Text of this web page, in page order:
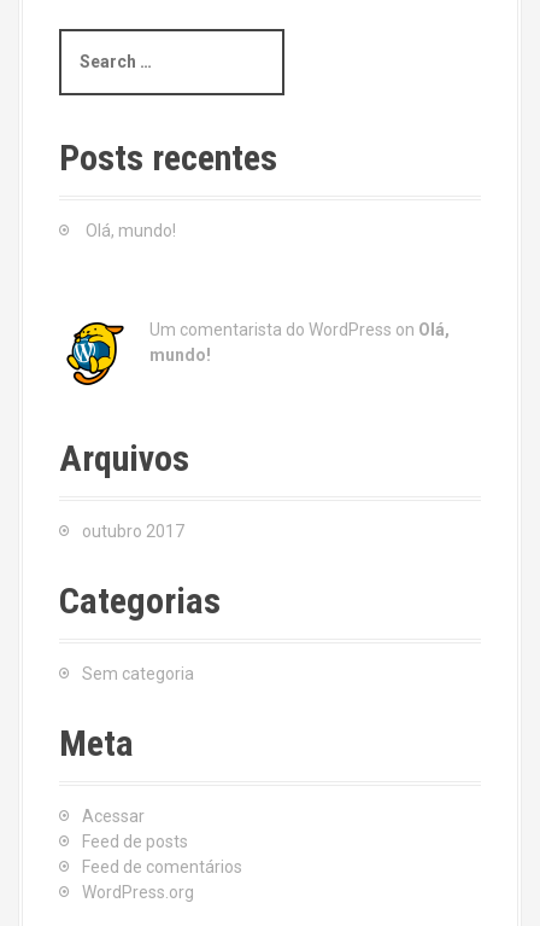
a
c
h
Posts recentes
Olá, mundo!
Um comentarista do WordPress on Olá,
mundo!
Arquivos
outubro 2017
Categorias
Sem categoria
Meta
Acessar
Feed de posts
Feed de comentários
WordPress.org